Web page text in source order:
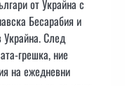
от Украйна с
Бесарабия и
Украйна. След
грешка, ние
на ежедневни